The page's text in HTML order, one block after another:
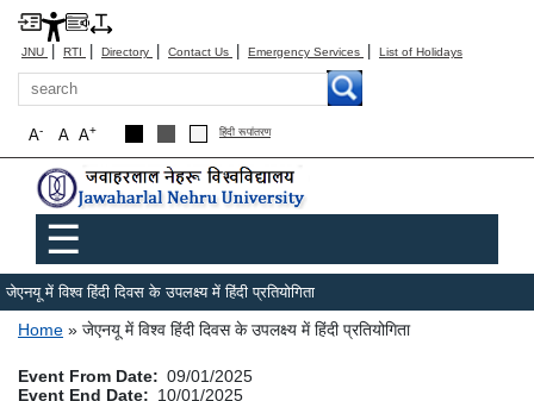
JNU | RTI | Directory | Contact Us | Emergency Services | List of Holidays
Search
A+
A
A- हिंदी रूपांतरण
Main menu
☰
जेएनयू में विश्व हिंदी दिवस के उपलक्ष्य में हिंदी प्रतियोगिता
Breadcrumb
Home जेएनयू में विश्व हिंदी दिवस के उपलक्ष्य में हिंदी प्रतियोगिता
Event From Date
09/01/2025
Event End Date
10/01/2025